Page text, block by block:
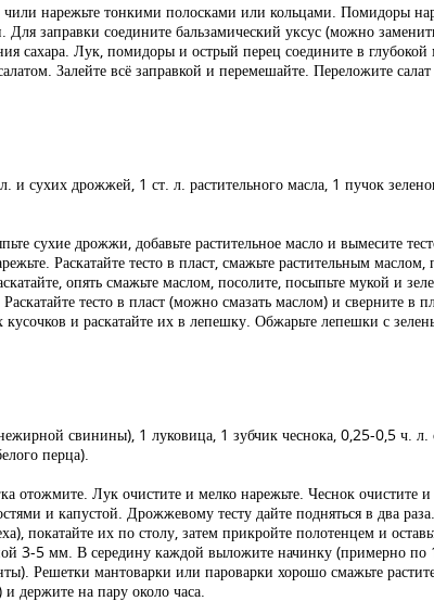
нарежьте тонкими полосками или кольцами. Помидоры
заправки соедините бальзамический уксус (можно
сахара. Лук, помидоры и острый перец соедините в глубокой
Залейте всё заправкой и перемешайте. Переложите
дрожжей, 1 ст. л. растительного масла, 1 пучок
сухие дрожжи, добавьте растительное масло и вымесите
Раскатайте тесто в пласт, смажьте растительным маслом,
опять смажьте маслом, посолите, посыпьте мукой и
тесто в пласт (можно смазать маслом) и сверните в
и раскатайте их в лепешку. Обжарьте лепешки с
свинины), 1 луковица, 1 зубчик чеснока, 0,25-0,5 ч.
перца).
отожмите. Лук очистите и мелко нарежьте. Чеснок очистите
и капустой. Дрожжевому тесту дайте подняться в два раза.
покатайте их по столу, затем прикройте полотенцем и
3-5 мм. В середину каждой выложите начинку (примерно по
Решетки мантоварки или пароварки хорошо смажьте
держите на пару около часа.